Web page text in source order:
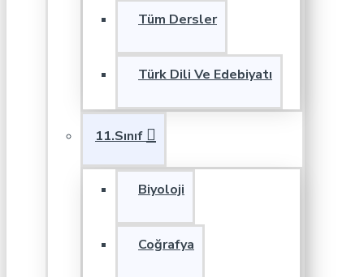
Tüm Dersler
Türk Dili Ve Edebiyatı
11.Sınıf
Biyoloji
Coğrafya